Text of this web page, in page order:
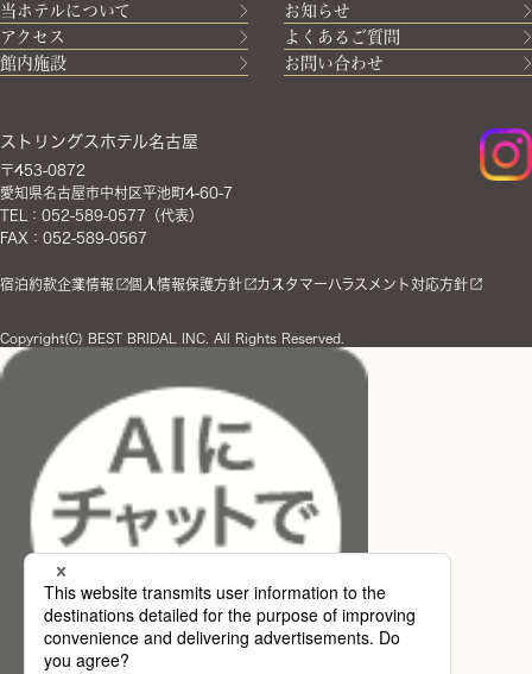
当ホテルについて
お知らせ
アクセス
よくあるご質問
館内施設
お問い合わせ
ストリングスホテル名古屋
〒453-0872
愛知県名古屋市中村区平池町4-60-7
TEL：052-589-0577（代表）
FAX：052-589-0567
宿泊約款企業情報 個人情報保護方針 カスタマーハラスメント対応方針
Copyright(C) BEST BRIDAL INC. All Rights Reserved.